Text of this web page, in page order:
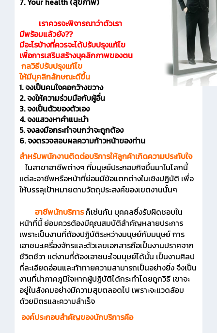
เราควรจะพิจารณาว่าตัวเรา
มีพร้อมแล้วยัง??
มีอะไรบ้างที่ควรจะได้ปรับปรุงแก้ไข
เพื่อการเสริมสร้างบุคลิกภาพของตน
กลวิธีปรับปรุงแก้ไข
ให้มีบุคลิกลักษณะดีขึ้น
1. จงเป็นคนใจคอกว้างขวาง
2. จงให้ความร่วมมือกับผู้อื่น
3. จงเป็นตัวของตัวเอง
4. จงแสวงหาคำแนะนำ
5. จงลงมือกระทำจนกว่าจะถูกต้อง
6. จงตรวจสอบผลความก้าวหน้าของท่าน
สำหรับพนักงานติดต่อบริการให้ลูกค้าเกิดความประทับใจ
ในสาขาอาชีพต่างๆ ที่มนุษย์ประกอบกิจขึ้นมาในโลกนี้
แต่ละอาชีพหรือหน้าที่ย่อมมีข้อแตกต่างในเชิงปฏิบัติ เพื่อ
ให้บรรลุเป้าหมายตามวัตถุประสงค์ของเขตงานนั้นๆ
อาชีพนักบริการก็เช่นกัน บุคคลซึ่งรับผิดชอบใน
หน้าที่นี้ ย่อมควรต้องมีคุณสมบัติสำคัญหลายประการ
เพราะเป็นงานที่ต้องปฏิบัติระหว่างมนุษย์กับมนุษย์ การ
เอาชนะเครื่องจักรและตัวเลขเอกสารถือเป็นงานปราศจาก
ชีวิตชีวา แต่งานที่ต้องเอาชนะใจมนุษย์ได้นั้น เป็นงานศิลป
ที่ละเอียดอ่อนและท้าทายความสามารถเป็นอย่างยิ่ง จึงเป็น
งานที่น่าภาคภูมิใจหากผู้ปฏิบัติได้กระทำโดยถูกวิธี เขาจะ
อยู่ในสังคมอย่างมีความสุขตลอดไป เพราะจะแวดล้อม
ด้วยมิตรและความสำเร็จ
องค์ประกอบสำคัญของนักบริการคือ